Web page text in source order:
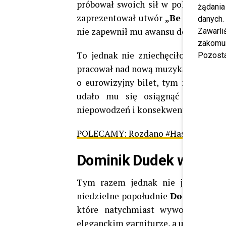
danych.
próbował swoich sił w polskich
zaprezentował utwór „Be Good”,
nie zapewnił mu awansu do
To jednak nie zniechęciło
pracował nad nową muzyką i
o eurowizyjny bilet, tym razem z
udało mu się osiągnąć
niepowodzeń i konsekwentnie podąża
POLECAMY: Rozdano #Hashtagi
Dominik Dudek wziął
Tym razem jednak nie jego
niedzielne popołudnieDominik
które natychmiast wywołało
eleganckim garniturze, a u jego boku